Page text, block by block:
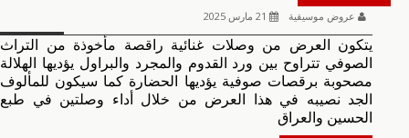
عروض موسيقية
يتكون العرض من وصلات غنائية راقصة مأخوذة من التراث
الصوفي تتراوح بين ورد القدوم والمجرد والبراول يؤديها الهلالة
مصحوبة برقصات صوفية يؤديها الحضارة كما سيكون للمألوف
الجد نصيبه في هذا العرض من خلال أداء وصلتين في طبع
الحسين والعراق